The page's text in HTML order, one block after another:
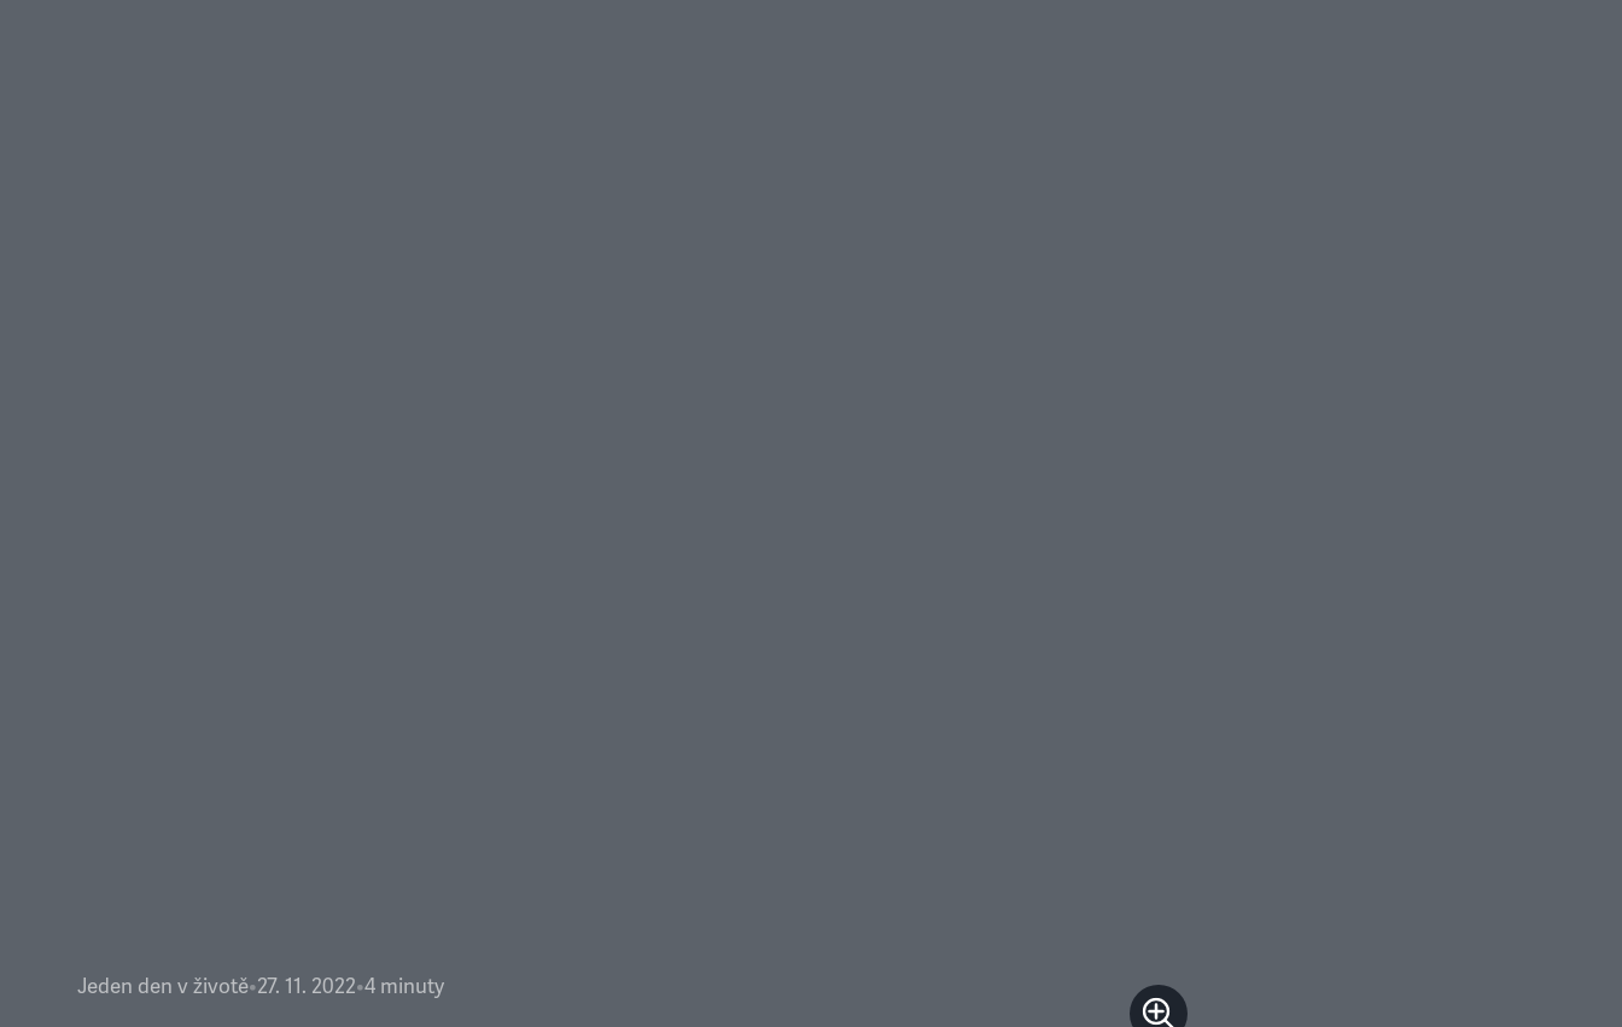
Jeden den v životě•27. 11. 2022•4 minuty